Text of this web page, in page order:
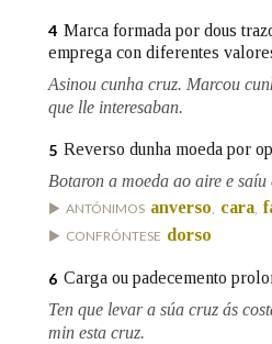
Na fraseoloxía
OUTRAS OPCIÓNS DE
Marcas gramaticais
Pertence a
4 Marca formada por dous
emprega con diferentes
Asinou cunha cruz. Marcou
que lle interesaban.
5 Reverso dunha moeda por
Botaron a moeda ao aire e saíu
ANTÓNIMOS anverso, cara,
CONFRÓNTESE dorso
6 Carga ou padecemento
Ten que levar a súa cruz ás
min esta cruz.